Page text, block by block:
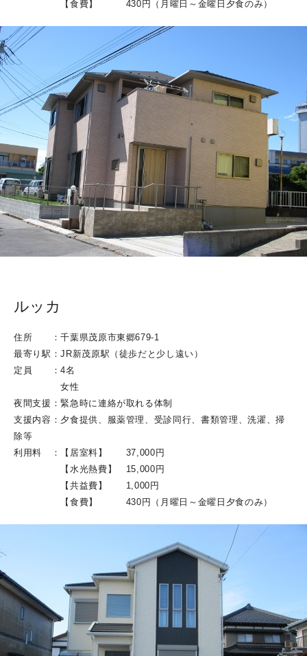
【食費】 430円（月曜日～金曜日夕食のみ）
ルッカ
住所 ：千葉県茂原市東郷679-1
最寄り駅：JR新茂原駅（徒歩だと少し遠い）
定員 ：4名
女性
夜間支援：緊急時に連絡が取れる体制
支援内容：夕食提供、服薬管理、受診同行、書類管理、洗濯、掃
除等
利用料 ：【居室料】 37,000円
【水光熱費】 15,000円
【共益費】 1,000円
【食費】 430円（月曜日～金曜日夕食のみ）